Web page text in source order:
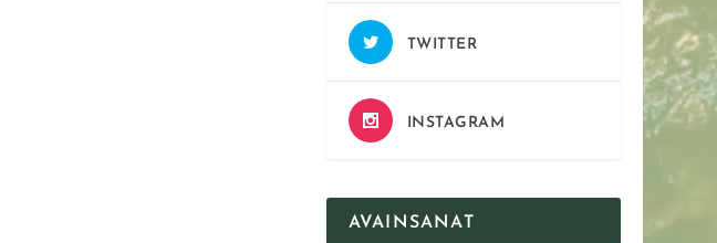
TWITTER
INSTAGRAM
AVAINSANAT